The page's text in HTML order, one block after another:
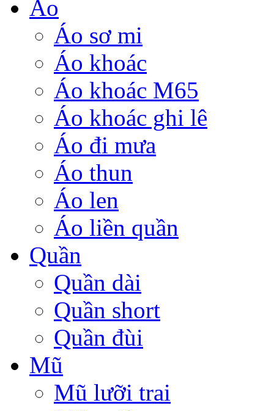
Áo
Áo sơ mi
Áo khoác
Áo khoác M65
Áo khoác ghi lê
Áo đi mưa
Áo thun
Áo len
Áo liền quần
Quần
Quần dài
Quần short
Quần đùi
Mũ
Mũ lưỡi trai